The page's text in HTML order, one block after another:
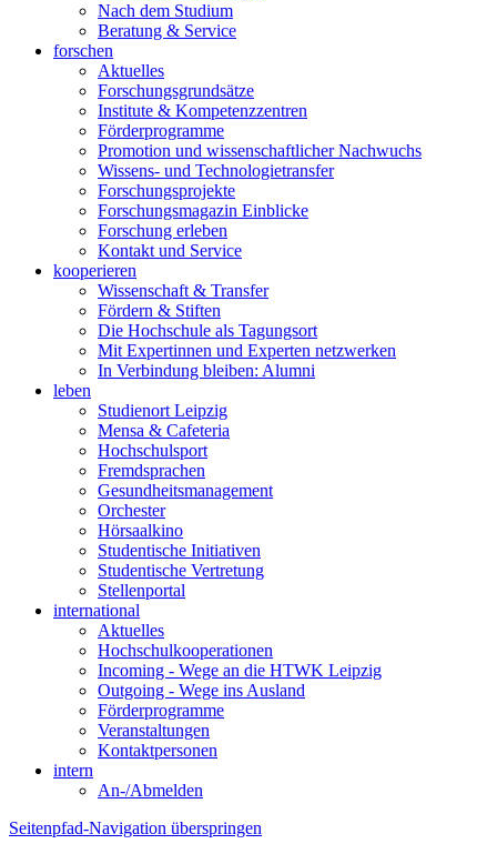
Nach dem Studium
Beratung & Service
forschen
Aktuelles
Forschungsgrundsätze
Institute & Kompetenzzentren
Förderprogramme
Promotion und wissenschaftlicher Nachwuchs
Wissens- und Technologietransfer
Forschungsprojekte
Forschungsmagazin Einblicke
Forschung erleben
Kontakt und Service
kooperieren
Wissenschaft & Transfer
Fördern & Stiften
Die Hochschule als Tagungsort
Mit Expertinnen und Experten netzwerken
In Verbindung bleiben: Alumni
leben
Studienort Leipzig
Mensa & Cafeteria
Hochschulsport
Fremdsprachen
Gesundheitsmanagement
Orchester
Hörsaalkino
Studentische Initiativen
Studentische Vertretung
Stellenportal
international
Aktuelles
Hochschulkooperationen
Incoming - Wege an die HTWK Leipzig
Outgoing - Wege ins Ausland
Förderprogramme
Veranstaltungen
Kontaktpersonen
intern
An-/Abmelden
Seitenpfad-Navigation überspringen